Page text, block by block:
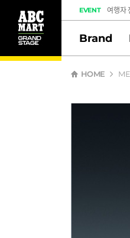
EVENT
여행자
멤버십
Brand
HOME